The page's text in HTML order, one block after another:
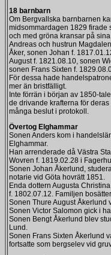
18 barnbarn
Om Bergvallska barnbarnen
midsommardagen 1829 firade
och med gröna kransar på
Andreas och hustrun
Åker, sonen Johan f.
August f. 1821.08.10, sonen
sonen Frans Sixten f.
För dessa hade
mer än bristfälligt.
Inte förrän i början av 1850-
de drivande krafterna för
många beslut i protokoll.
Övertog Elghammar
Sonen Anders kom i
Elghammar.
Han arrenderade då Västra
Wovren f. 1819.02.28 i
Sonen Johan Åkerlund,
notarie vid Göta hovrätt 1851.
Enda dottern Augusta
f. 1802.07.12. Familjen
Sonen Thure August Åkerlund
Sonen Victor Salomon gick i
Sonen Bengt Åkerlund blev
Lund.
Sonen Frans Sixten Åkerlund
fortsatte som bergselev vid